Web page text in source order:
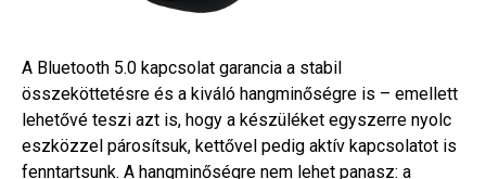
A Bluetooth 5.0 kapcsolat garancia a stabil
összeköttetésre és a kiváló hangminőségre is – emellett
lehetővé teszi azt is, hogy a készüléket egyszerre nyolc
eszközzel párosítsuk, kettővel pedig aktív kapcsolatot is
fenntartsunk. A hangminőségre nem lehet panasz: a